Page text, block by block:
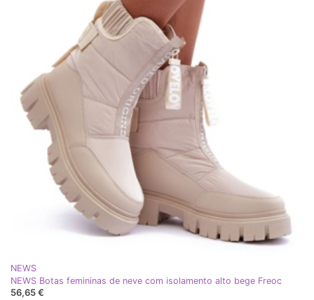
NEWS
NEWS Botas femininas de neve com isolamento alto bege Freoc
56,65 €